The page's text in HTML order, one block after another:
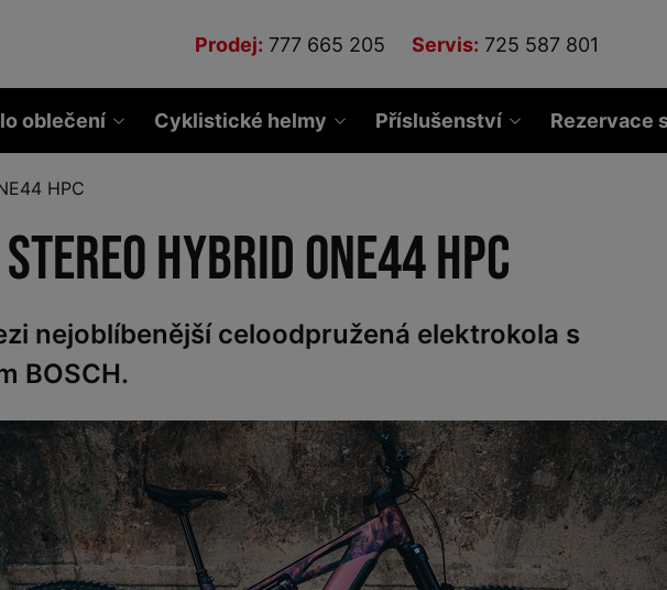
Prodej: 777 665 205 Servis: 725 587 801
oblečení Cyklistické helmy Příslušenství Rezervace
HPC
Stereo Hybrid ONE44 HPC
nejoblíbenější celoodpružená elektrokola s
BOSCH.